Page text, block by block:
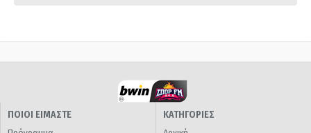
ΠΟΙΟΙ ΕΙΜΑΣΤΕ
ΚΑΤΗΓΟΡΙΕΣ